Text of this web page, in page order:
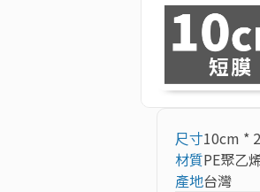
尺寸10cm *
材質PE聚乙
產地台灣